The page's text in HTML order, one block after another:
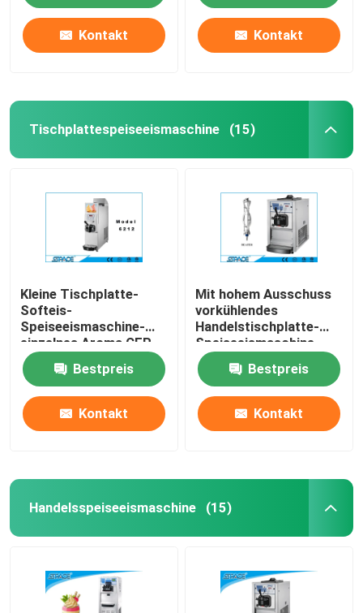
Kontakt Kontakt
Tischplattespeiseeismaschine (15)
Kleine Tischplatte-
Softeis-
Speiseeismaschine-
einzelnes Aroma CER
ETL genehmigt
Bestpreis
Kontakt
Mit hohem Ausschuss
vorkühlendes
Handelstischplatte-
Speiseeismaschine-
einzelnes Aroma
Bestpreis
Kontakt
Handelsspeiseeismaschine (15)